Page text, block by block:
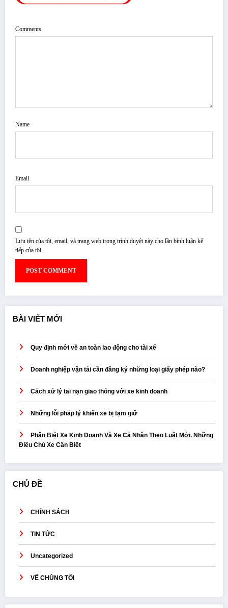
Comments
Name
Email
Lưu tên của tôi, email, và trang web trong trình duyệt này cho lần bình luận kế
tiếp của tôi.
BÀI VIẾT MỚI
Quy định mới về an toàn lao động cho tài xế
Doanh nghiệp vận tải cần đăng ký những loại giấy phép nào?
Cách xử lý tai nạn giao thông với xe kinh doanh
Những lỗi pháp lý khiến xe bị tạm giữ
Phân Biệt Xe Kinh Doanh Và Xe Cá Nhân Theo Luật Mới. Những
Điều Chủ Xe Cần Biết
CHỦ ĐỀ
CHÍNH SÁCH
TIN TỨC
Uncategorized
VỀ CHÚNG TÔI